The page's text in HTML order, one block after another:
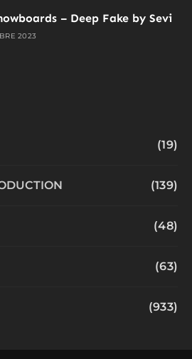
– Deep Fake by Sevi
2023
(19)
(139)
(48)
(63)
(933)